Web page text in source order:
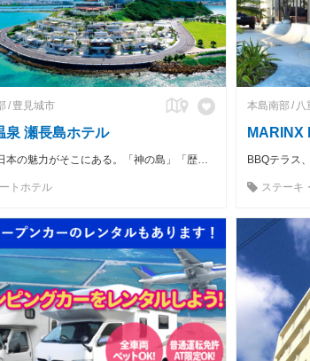
豊見城市
泉 瀬長島ホテル
沖縄と日本の魅力がそこにある。「神の島」「歴史の島」、そして「恋の島」。 空と海に包まれる、やすらぎの時。琉球温泉 瀬長島ホテル
トホテル
本島南部 八
MARINX
ステーキ